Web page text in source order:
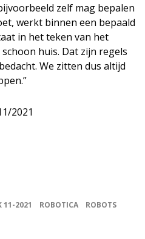
zelf mag bepalen
werkt binnen een bepaald
in het teken van het
huis. Dat zijn regels
We zitten dus altijd
2021
11-2021 ROBOTICA
ROBOTS